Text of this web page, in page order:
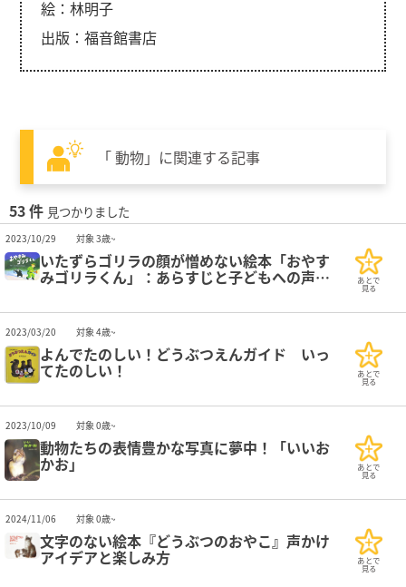
絵：林明子
出版：福音館書店
「 動物」に関連する記事
53 件 見つかりました
2023/10/29 対象 3歳~
いたずらゴリラの顔が憎めない絵本「おやす
みゴリラくん」：あらすじと子どもへの声か あとで
見る
2023/03/20 対象 4歳~
よんでたのしい！どうぶつえんガイド いっ
てたのしい！ あとで
見る
2023/10/09 対象 0歳~
動物たちの表情豊かな写真に夢中！「いいお
かお」 あとで
見る
2024/11/06 対象 0歳~
文字のない絵本『どうぶつのおやこ』声かけ
アイデアと楽しみ方 あとで
見る